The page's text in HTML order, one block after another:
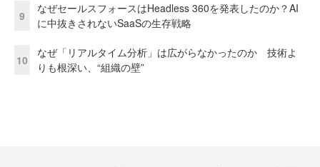
9
なぜセールスフォースはHeadless 360を発表したのか？AI
に中抜きされないSaaSの生存戦略
10
なぜ「リアルタイム分析」は広がらなかったのか 技術よ
りも根深い、“組織の壁”